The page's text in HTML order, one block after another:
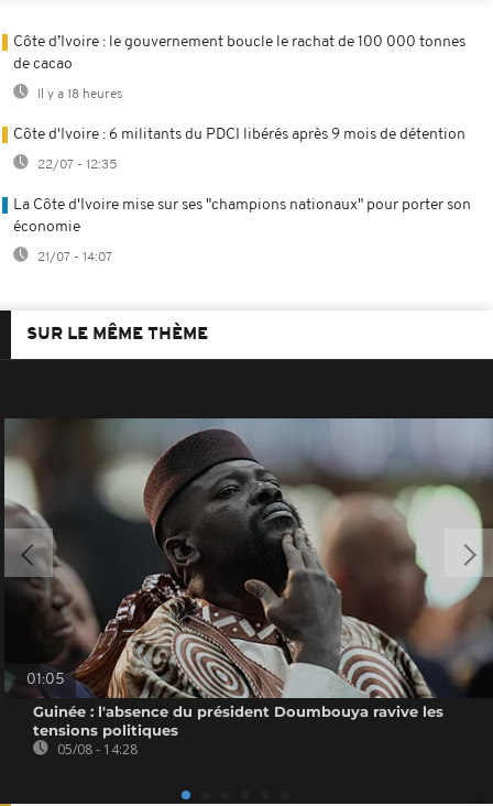
Côte d’Ivoire : le gouvernement boucle le rachat de 100 000 tonnes
de cacao
Il y a 18 heures
Côte d'Ivoire : 6 militants du PDCI libérés après 9 mois de détention
22/07 - 12:35
La Côte d'Ivoire mise sur ses "champions nationaux" pour porter son
économie
21/07 - 14:07
SUR LE MÊME THÈME
01:05
Guinée : l'absence du président Doumbouya ravive les
tensions politiques
05/08 - 14:28